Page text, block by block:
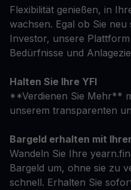
Flexibilität genießen, in
wachsen. Egal ob Sie
Investor, unsere
Bedürfnisse und
Halten Sie Ihre YFI
**Verdienen Sie Mehr**
unserem transparenten
Bargeld erhalten mit
Wandeln Sie Ihre
Bargeld um, ohne sie zu
schnell. Erhalten Sie